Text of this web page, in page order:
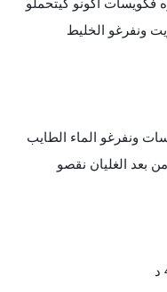
ونفرغو الخليط
بعد الغليان نقصو